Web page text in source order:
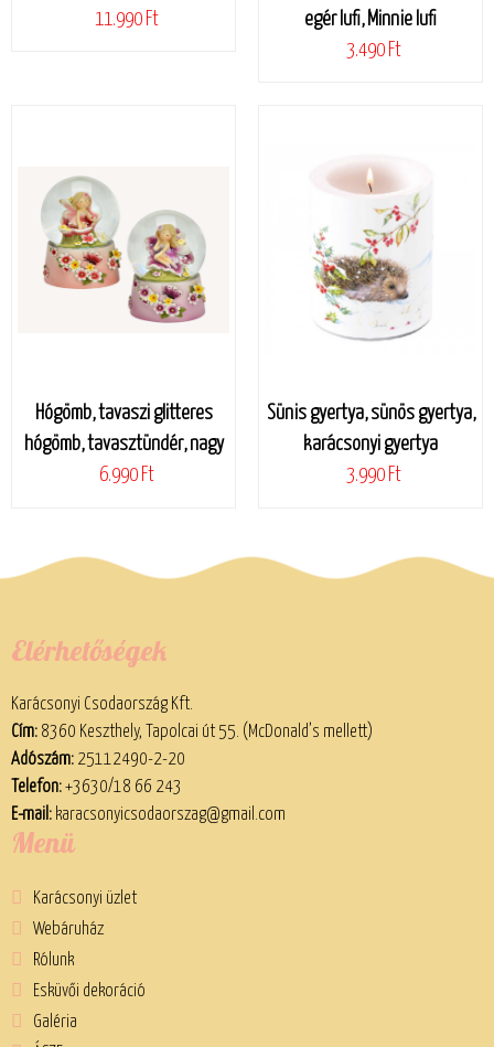
11.990 Ft
egér lufi, Minnie lufi
3.490 Ft
Hógömb, tavaszi glitteres
hógömb, tavasztündér, nagy
6.990 Ft
Sünis gyertya, sünös gyertya,
karácsonyi gyertya
3.990 Ft
Elérhetőségek
Karácsonyi Csodaország Kft.
Cím:8360 Keszthely, Tapolcai út 55. (McDonald’s mellett)
Adószám:25112490-2-20
Telefon:+3630/18 66 243
E-mail: karacsonyicsodaorszag@gmail.com
Menü
Karácsonyi üzlet
Webáruház
Rólunk
Esküvői dekoráció
Galéria